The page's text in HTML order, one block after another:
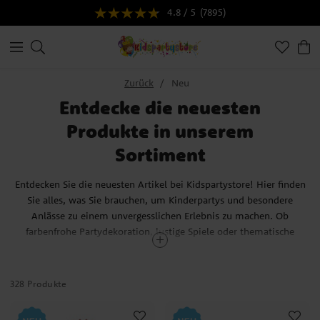
4.8 / 5 (7895)
Zurück Neu
Entdecke die neuesten
Produkte in unserem
Sortiment
Entdecken Sie die neuesten Artikel bei Kidspartystore! Hier finden
Sie alles, was Sie brauchen, um Kinderpartys und besondere
Anlässe zu einem unvergesslichen Erlebnis zu machen. Ob
farbenfrohe Partydekoration, lustige Spiele oder thematische
Accessoires – bei uns gibt es immer etwas Neues zu entdecken.
beliebten Produkten aus der Welt der Kindergeburtstage,
Mottopartys und Feierlichkeiten erweitert. Von Partygeschirr mit
328 Produkte